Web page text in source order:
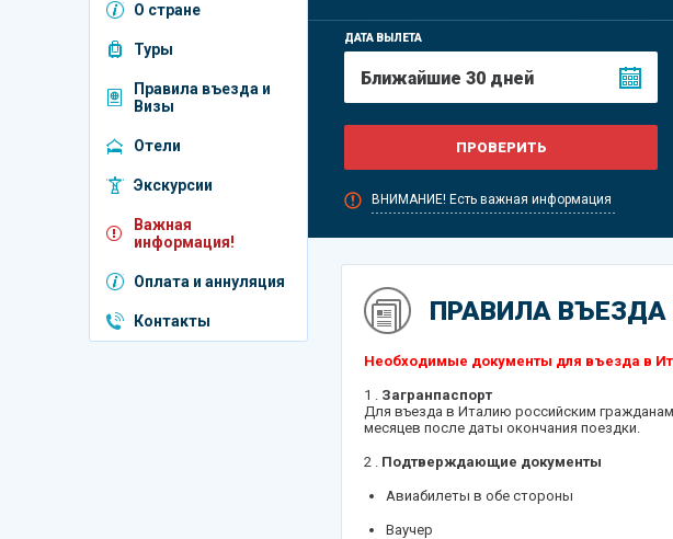
ДАТА ВЫЛЕТА
ВНИМАНИЕ! Есть важная информация
Греция
Египет
Индия
Испания
Мальдивы
О стране
Туры
Правила въезда и
Визы
Отели
Экскурсии
Важная
информация!
Оплата и аннуляция
Контакты ПРАВИЛА
Необходимые документы для въезда в
1 . Загранпаспорт
Для въезда в Италию российским
месяцев после даты окончания поездки.
2 . Подтверждающие документы
Авиабилеты в обе стороны
Ваучер